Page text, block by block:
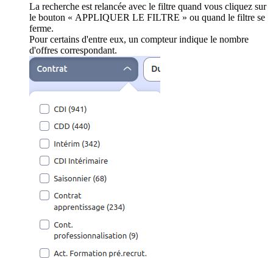
La recherche est relancée avec le filtre quand vous cliquez sur
le bouton « APPLIQUER LE FILTRE » ou quand le filtre se
ferme.
Pour certains d'entre eux, un compteur indique le nombre
d'offres correspondant.